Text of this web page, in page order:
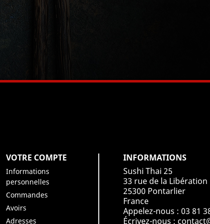
VOTRE COMPTE
Informations
personnelles
Commandes
Avoirs
Adresses
INFORMATIONS
Sushi Thai 25
33 rue de la Libération
25300 Pontarlier
France
Appelez-nous : 03 81
Écrivez-nous :